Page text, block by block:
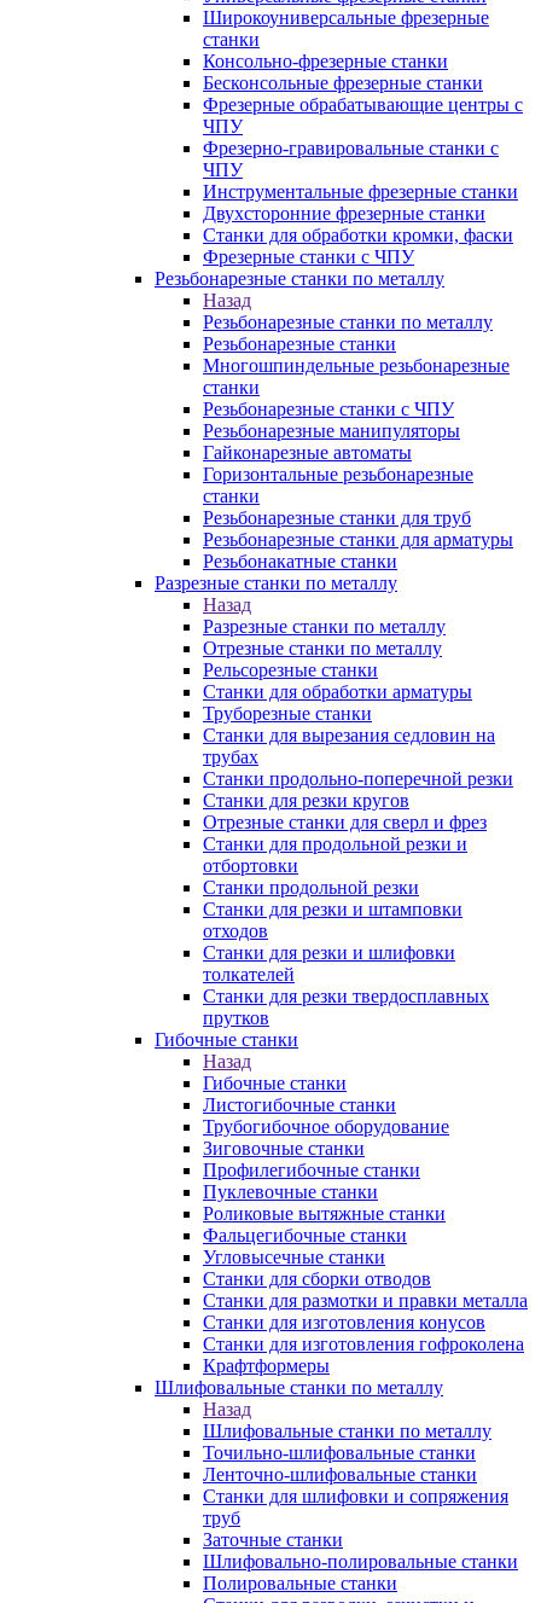
Широкоуниверсальные фрезерные
станки
Консольно-фрезерные станки
Бесконсольные фрезерные станки
Фрезерные обрабатывающие центры с
ЧПУ
Фрезерно-гравировальные станки с
ЧПУ
Инструментальные фрезерные станки
Двухсторонние фрезерные станки
Станки для обработки кромки, фаски
Фрезерные станки с ЧПУ
Резьбонарезные станки по металлу
Назад
Резьбонарезные станки по металлу
Резьбонарезные станки
Многошпиндельные резьбонарезные
станки
Резьбонарезные станки с ЧПУ
Резьбонарезные манипуляторы
Гайконарезные автоматы
Горизонтальные резьбонарезные
станки
Резьбонарезные станки для труб
Резьбонарезные станки для арматуры
Резьбонакатные станки
Разрезные станки по металлу
Назад
Разрезные станки по металлу
Отрезные станки по металлу
Рельсорезные станки
Станки для обработки арматуры
Труборезные станки
Станки для вырезания седловин на
трубаx
Станки продольно-поперечной резки
Станки для резки кругов
Отрезные станки для сверл и фрез
Станки для продольной резки и
отбортовки
Станки продольной резки
Станки для резки и штамповки
отходов
Станки для резки и шлифовки
толкателей
Станки для резки твердосплавных
прутков
Гибочные станки
Назад
Гибочные станки
Листогибочные станки
Трубогибочное оборудование
Зиговочные станки
Профилегибочные станки
Пуклевочные станки
Роликовые вытяжные станки
Фальцегибочные станки
Угловысечные станки
Станки для сборки отводов
Станки для размотки и правки металла
Станки для изготовления конусов
Станки для изготовления гофроколена
Крафтформеры
Шлифовальные станки по металлу
Назад
Шлифовальные станки по металлу
Точильно-шлифовальные станки
Ленточно-шлифовальные станки
Станки для шлифовки и сопряжения
труб
Заточные станки
Шлифовально-полировальные станки
Полировальные станки